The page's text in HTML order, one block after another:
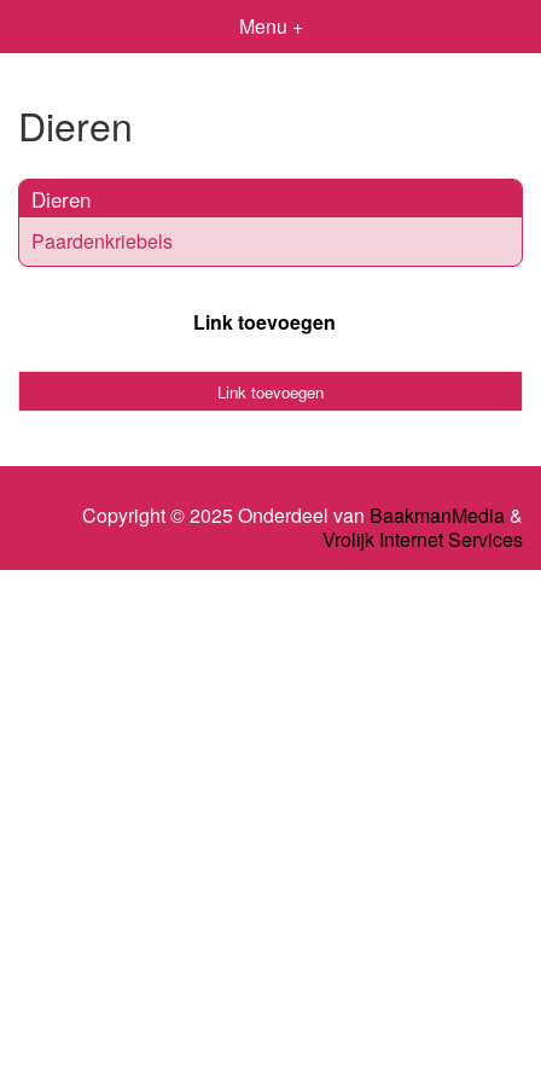
Menu +
Dieren
Dieren
Paardenkriebels
Link toevoegen
Link toevoegen
Copyright © 2025 Onderdeel van BaakmanMedia&
Vrolijk Internet Services